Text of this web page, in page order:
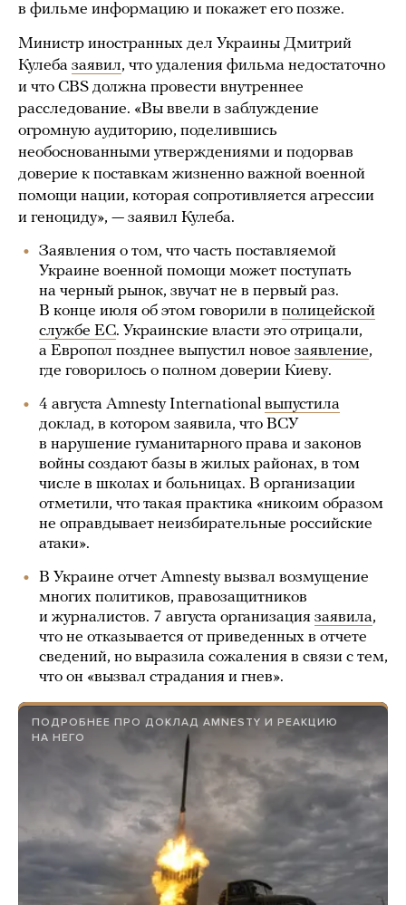
в фильме информацию и покажет его позже.
Министр иностранных дел Украины Дмитрий
Кулеба заявил, что удаления фильма недостаточно
и что CBS должна провести внутреннее
расследование. «Вы ввели в заблуждение
огромную аудиторию, поделившись
необоснованными утверждениями и подорвав
доверие к поставкам жизненно важной военной
помощи нации, которая сопротивляется агрессии
и геноциду», — заявил Кулеба.
Заявления о том, что часть поставляемой
Украине военной помощи может поступать
на черный рынок, звучат не в первый раз.
В конце июля об этом говорили в полицейской
службе ЕС. Украинские власти это отрицали,
а Европол позднее выпустил новое заявление,
где говорилось о полном доверии Киеву.
4 августа Amnesty International выпустила
доклад, в котором заявила, что ВСУ
в нарушение гуманитарного права и законов
войны создают базы в жилых районах, в том
числе в школах и больницах. В организации
отметили, что такая практика «никоим образом
не оправдывает неизбирательные российские
атаки».
В Украине отчет Amnesty вызвал возмущение
многих политиков, правозащитников
и журналистов. 7 августа организация заявила,
что не отказывается от приведенных в отчете
сведений, но выразила сожаления в связи с тем,
что он «вызвал страдания и гнев».
ПОДРОБНЕЕ ПРО ДОКЛАД AMNESTY И РЕАКЦИЮ
НА НЕГО